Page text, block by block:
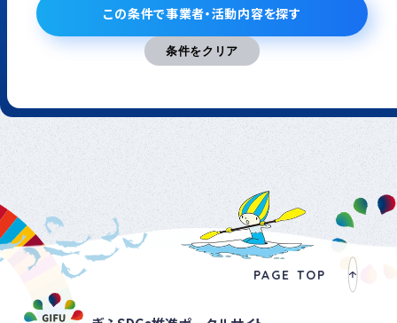
この条件で事業者・活動内容を探す
PAGE TOP